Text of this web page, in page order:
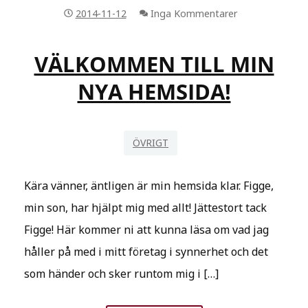
2014-11-12 Inga Kommentarer
VÄLKOMMEN TILL MIN
NYA HEMSIDA!
ÖVRIGT
Kära vänner, äntligen är min hemsida klar. Figge,
min son, har hjälpt mig med allt! Jättestort tack
Figge! Här kommer ni att kunna läsa om vad jag
håller på med i mitt företag i synnerhet och det
som händer och sker runtom mig i […]